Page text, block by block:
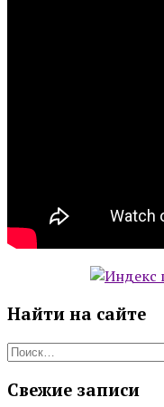
Найти на сайте
Найти:
Свежие записи